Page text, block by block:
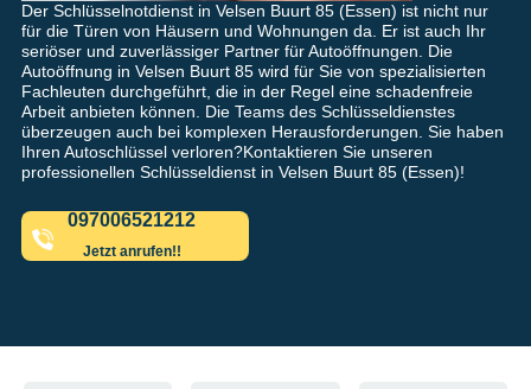
Der Schlüsselnotdienst in Velsen Buurt 85 (Essen) ist nicht nur
für die Türen von Häusern und Wohnungen da. Er ist auch Ihr
seriöser und zuverlässiger Partner für Autoöffnungen. Die
Autoöffnung in Velsen Buurt 85 wird für Sie von spezialisierten
Fachleuten durchgeführt, die in der Regel eine schadenfreie
Arbeit anbieten können. Die Teams des Schlüsseldienstes
überzeugen auch bei komplexen Herausforderungen. Sie haben
Ihren Autoschlüssel verloren?Kontaktieren Sie unseren
professionellen Schlüsseldienst in Velsen Buurt 85 (Essen)!
097006521212
Jetzt anrufen!!